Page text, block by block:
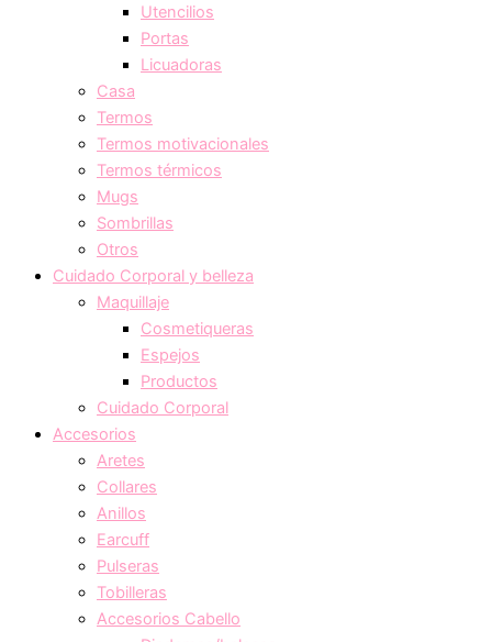
Utencilios
Portas
Licuadoras
Casa
Termos
Termos motivacionales
Termos térmicos
Mugs
Sombrillas
Otros
Cuidado Corporal y belleza
Maquillaje
Cosmetiqueras
Espejos
Productos
Cuidado Corporal
Accesorios
Aretes
Collares
Anillos
Earcuff
Pulseras
Tobilleras
Accesorios Cabello